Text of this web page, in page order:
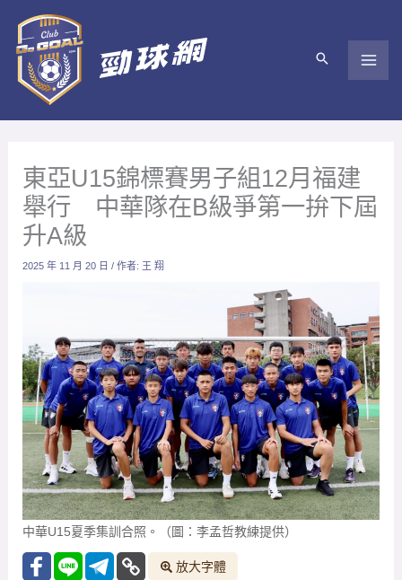
內
東亞U15錦標賽男子組12月福建
舉行 中華隊在B級爭第一拚下屆
升A級
2025 年 11 月 20 日/ 作者: 王 翔
中華U15夏季集訓合照。（圖：李孟哲教練提供）
放大字體